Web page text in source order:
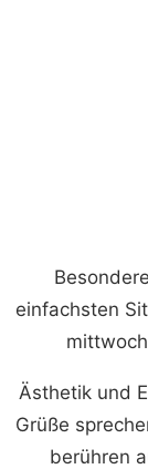
einfachsten
Ästhetik und
Grüße
berühren